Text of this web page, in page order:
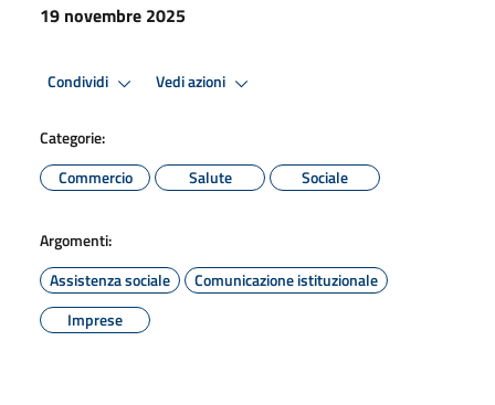
19 novembre 2025
Condividi Vedi azioni
Categorie:
Commercio
Salute Sociale
Argomenti:
Assistenza sociale
Comunicazione istituzionale
Imprese